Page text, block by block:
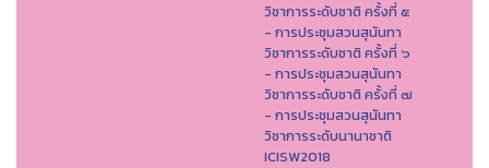
วิชาการระดับชาติ ครั้งที่ ๕
- การประชุมสวนสุนันทา
วิชาการระดับชาติ ครั้งที่ ๖
- การประชุมสวนสุนันทา
วิชาการระดับชาติ ครั้งที่ ๗
- การประชุมสวนสุนันทา
วิชาการระดับนานาชาติ
ICISW2018